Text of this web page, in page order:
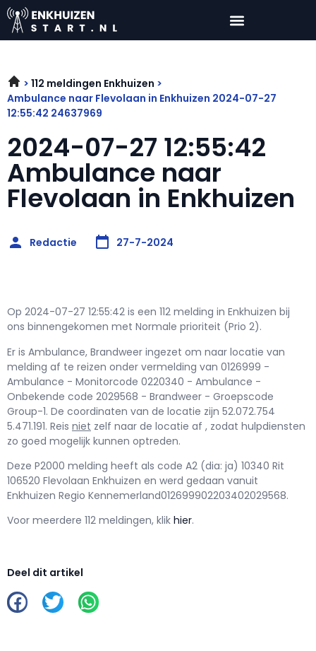
112 meldingen Enkhuizen
Ambulance naar Flevolaan in Enkhuizen 2024-07-27
12:55:42 24637969
2024-07-27 12:55:42
Ambulance naar
Flevolaan in Enkhuizen
Redactie 27-7-2024
Op 2024-07-27 12:55:42 is een 112 melding in Enkhuizen bij
ons binnengekomen met Normale prioriteit (Prio 2).
Er is Ambulance, Brandweer ingezet om naar locatie van
melding af te reizen onder vermelding van 0126999 -
Ambulance - Monitorcode 0220340 - Ambulance -
Onbekende code 2029568 - Brandweer - Groepscode
Group-1. De coordinaten van de locatie zijn 52.072.754
5.471.191. Reis niet zelf naar de locatie af , zodat hulpdiensten
zo goed mogelijk kunnen optreden.
Deze P2000 melding heeft als code A2 (dia: ja) 10340 Rit
106520 Flevolaan Enkhuizen en werd gedaan vanuit
Enkhuizen Regio Kennemerland012699902203402029568.
Voor meerdere 112 meldingen, klik hier.
Deel dit artikel